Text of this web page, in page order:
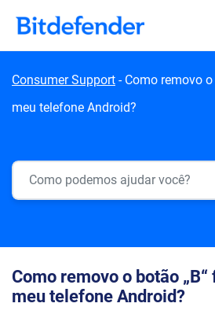
Consumer Support - Como removo
meu telefone Android?
Como removo o botão
meu telefone Android?